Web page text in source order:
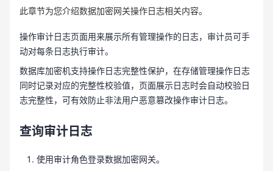
此章节为您介绍数据加密网关操作日志相关内容。
操作审计日志页面用来展示所有管理操作的日志，审计员可手
动对每条日志执行审计。
数据库加密机支持操作日志完整性保护，在存储管理操作日志
同时记录对应的完整性校验值，页面展示日志时会自动校验日
志完整性，可有效防止非法用户恶意篡改操作审计日志。
查询审计日志
使用审计角色登录数据加密网关。